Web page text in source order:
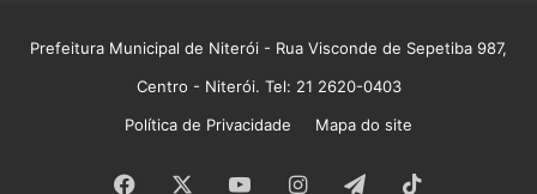
Prefeitura Municipal de Niterói - Rua Visconde de Sepetiba 987,
Centro - Niterói. Tel: 21 2620-0403
Política de Privacidade
Mapa do site
Facebook YouTubeInstagramTelegram